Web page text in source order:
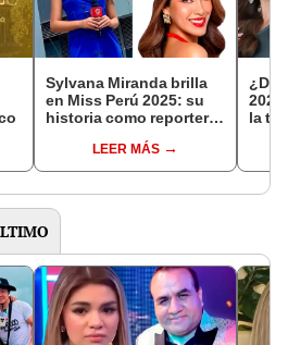
Sylvana Miranda brilla
en Miss Perú 2025: su
historia como reportera
LEER MÁS
2025
la